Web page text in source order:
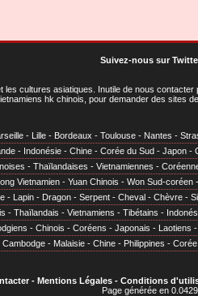
Suivez-nous sur
les cultures asiatiques . Inutile de nous
hk chinois, pour demander des sites
- Lille - Bordeaux - Toulouse - Nantes -
- Indonésie - Chine - Corée du Sud - Japon -
- Thaïlandaises - Vietnamiennes -
Vietnamien - Yuan Chinois - Won Sud-coréen
- Lapin - Dragon - Serpent - Cheval - Chèvre -
- Thaïlandais - Vietnamiens - Tibétains -
- Chinois - Coréens - Japonais - Laotiens
Cambodge - Malaisie - Chine - Philippines - Corée
- Mentions Légales- Conditions
Page générée en